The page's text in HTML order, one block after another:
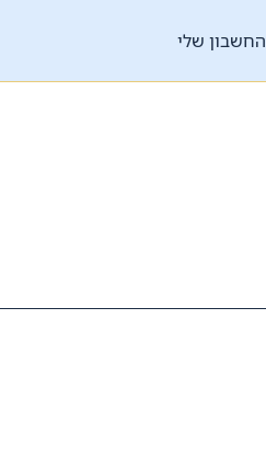
החשבון שלי